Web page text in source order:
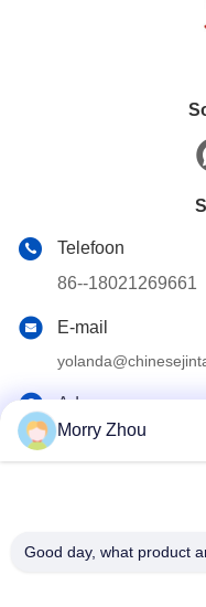
Telefoon
86--18021269661
E-mail
Adres
De Streek van de
Changshu-Stad,
Morry Zhou
Good day, what product